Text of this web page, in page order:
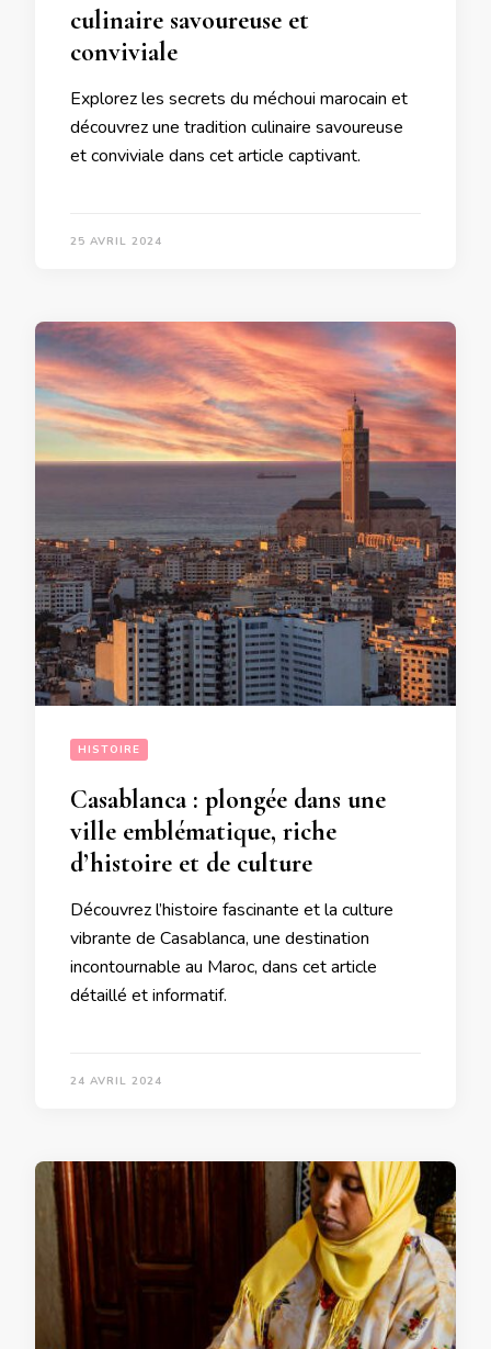
culinaire savoureuse et
conviviale
Explorez les secrets du méchoui marocain et
découvrez une tradition culinaire savoureuse
et conviviale dans cet article captivant.
25 AVRIL 2024
HISTOIRE
Casablanca : plongée dans une
ville emblématique, riche
d’histoire et de culture
Découvrez l’histoire fascinante et la culture
vibrante de Casablanca, une destination
incontournable au Maroc, dans cet article
détaillé et informatif.
24 AVRIL 2024